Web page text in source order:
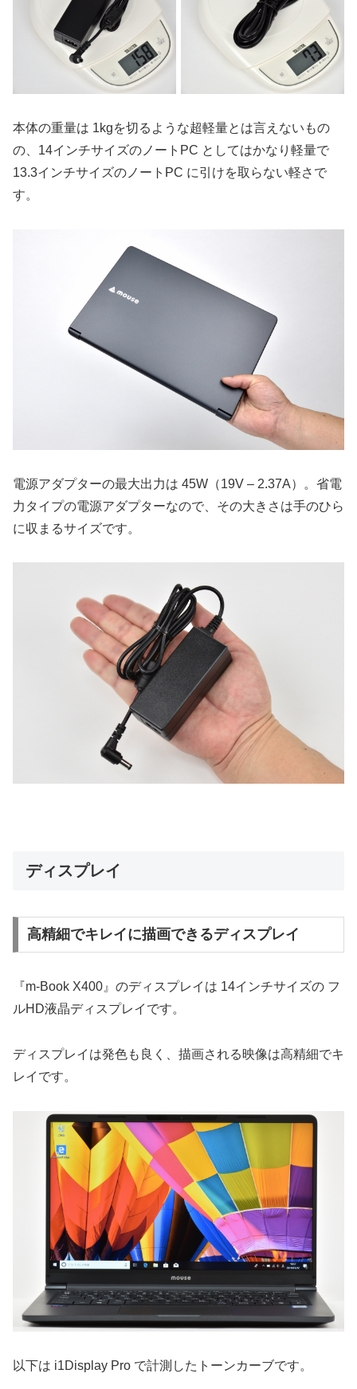
本体の重量は 1kgを切るような超軽量とは言えないもの
の、14インチサイズのノートPC としてはかなり軽量で
13.3インチサイズのノートPC に引けを取らない軽さで
す。
電源アダプターの最大出力は 45W（19V – 2.37A）。省電
力タイプの電源アダプターなので、その大きさは手のひら
に収まるサイズです。
ディスプレイ
高精細でキレイに描画できるディスプレイ
『m-Book X400』のディスプレイは 14インチサイズの フ
ルHD液晶ディスプレイです。
ディスプレイは発色も良く、描画される映像は高精細でキ
レイです。
以下は i1Display Pro で計測したトーンカーブです。